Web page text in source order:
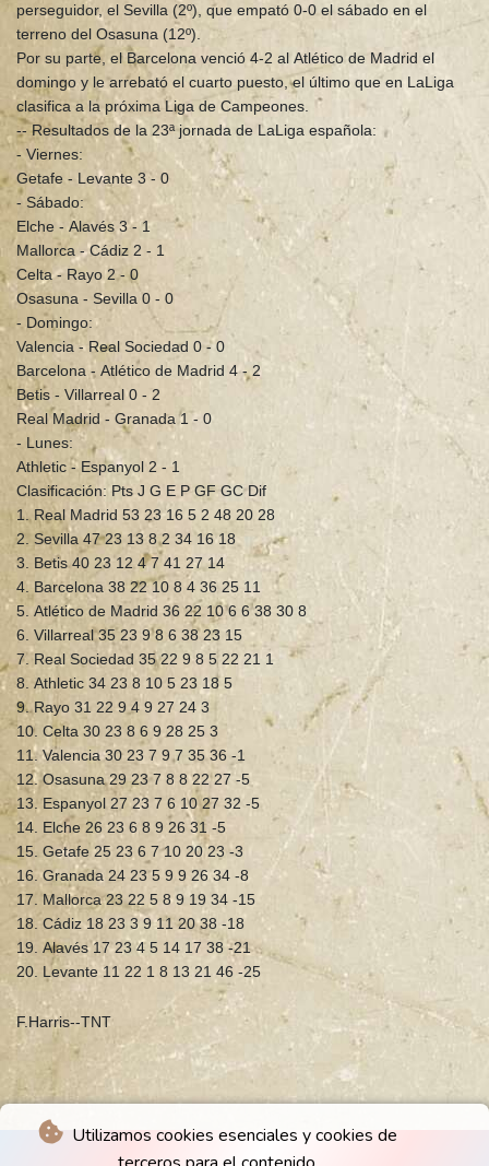
Utilizamos cookies esenciales y cookies de
perseguidor, el Sevilla (2º), que empató 0-0 el sábado en el
terreno del Osasuna (12º).
Por su parte, el Barcelona venció 4-2 al Atlético de Madrid el
domingo y le arrebató el cuarto puesto, el último que en LaLiga
clasifica a la próxima Liga de Campeones.
-- Resultados de la 23ª jornada de LaLiga española:
- Viernes:
Getafe - Levante 3 - 0
- Sábado:
Elche - Alavés 3 - 1
Mallorca - Cádiz 2 - 1
Celta - Rayo 2 - 0
Osasuna - Sevilla 0 - 0
- Domingo:
Valencia - Real Sociedad 0 - 0
Barcelona - Atlético de Madrid 4 - 2
Betis - Villarreal 0 - 2
Real Madrid - Granada 1 - 0
- Lunes:
Athletic - Espanyol 2 - 1
Clasificación: Pts J G E P GF GC Dif
1. Real Madrid 53 23 16 5 2 48 20 28
2. Sevilla 47 23 13 8 2 34 16 18
3. Betis 40 23 12 4 7 41 27 14
4. Barcelona 38 22 10 8 4 36 25 11
5. Atlético de Madrid 36 22 10 6 6 38 30 8
6. Villarreal 35 23 9 8 6 38 23 15
7. Real Sociedad 35 22 9 8 5 22 21 1
8. Athletic 34 23 8 10 5 23 18 5
9. Rayo 31 22 9 4 9 27 24 3
10. Celta 30 23 8 6 9 28 25 3
11. Valencia 30 23 7 9 7 35 36 -1
12. Osasuna 29 23 7 8 8 22 27 -5
13. Espanyol 27 23 7 6 10 27 32 -5
14. Elche 26 23 6 8 9 26 31 -5
15. Getafe 25 23 6 7 10 20 23 -3
16. Granada 24 23 5 9 9 26 34 -8
17. Mallorca 23 22 5 8 9 19 34 -15
18. Cádiz 18 23 3 9 11 20 38 -18
19. Alavés 17 23 4 5 14 17 38 -21
20. Levante 11 22 1 8 13 21 46 -25
F.Harris--TNT